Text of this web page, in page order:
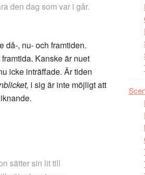
den dag som var i går.
då-, nu- och framtiden.
Kanske är nuet
icke inträffade. Är tiden
i sig är inte möjligt att
sätter sin lit till